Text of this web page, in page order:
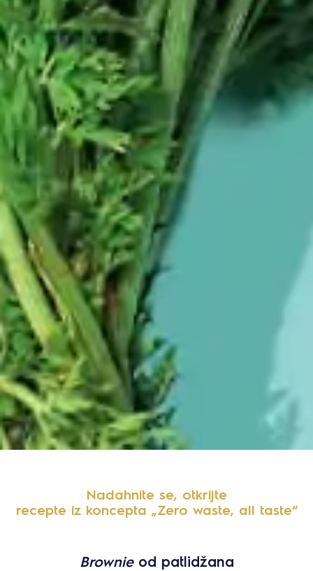
Nadahnite se, otkrijte
recepte iz koncepta „Zero waste, all taste“
Brownieod patlidžana